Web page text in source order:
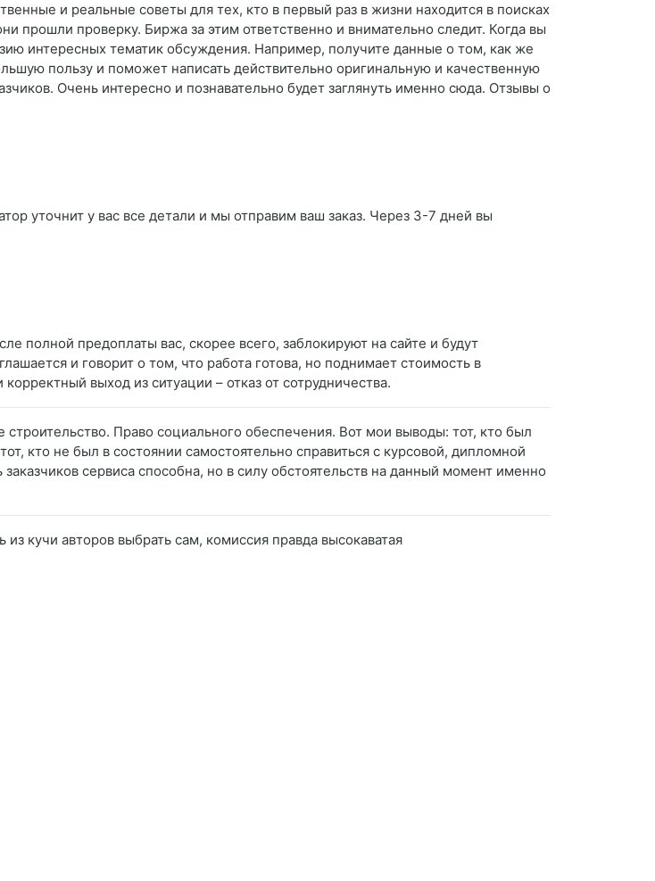
и реальные советы для тех, кто в первый раз в жизни находится в поисках
прошли проверку. Биржа за этим ответственно и внимательно следит. Когда вы
интересных тематик обсуждения. Например, получите данные о том, как же
пользу и поможет написать действительно оригинальную и качественную
Очень интересно и познавательно будет заглянуть именно сюда. Отзывы о
уточнит у вас все детали и мы отправим ваш заказ. Через 3-7 дней вы
полной предоплаты вас, скорее всего, заблокируют на сайте и будут
и говорит о том, что работа готова, но поднимает стоимость в
выход из ситуации – отказ от сотрудничества.
Право социального обеспечения. Вот мои выводы: тот, кто был
кто не был в состоянии самостоятельно справиться с курсовой, дипломной
сервиса способна, но в силу обстоятельств на данный момент именно
кучи авторов выбрать сам, комиссия правда высокаватая